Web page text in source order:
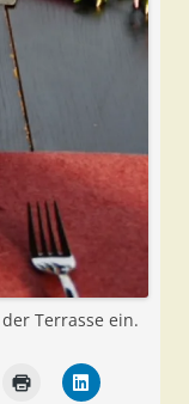
Terrasse ein.